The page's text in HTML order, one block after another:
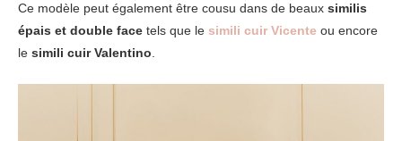
Ce modèle peut également être cousu dans de beaux similis
épais et double face tels que le simili cuir Vicente ou encore
le simili cuir Valentino.